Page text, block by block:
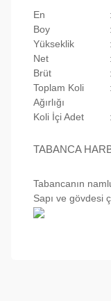
En :
Boy
:
Yükseklik
:
Net
:
Brüt
:
Toplam Koli
Ağırlığı
:
Koli İçi Adet :
TABANCA
Tabancanın
Sapı ve gövdesi